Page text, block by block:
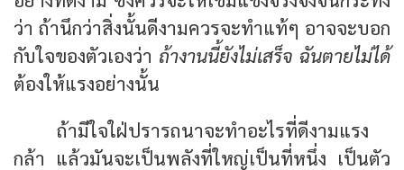
ว่า ถ้านึกว่าสิ่งนั้นดีงามควรจะทำแท้ๆ อาจจะบอก
กับใจของตัวเองว่า ถ้างานนี้ยังไม่เสร็จ ฉันตายไม่ได้
ต้องให้แรงอย่างนั้น
ถ้ามีใจใฝ่ปรารถนาจะทำอะไรที่ดีงามแรง
กล้า แล้วมันจะเป็นพลังที่ใหญ่เป็นที่หนึ่ง เป็นตัว